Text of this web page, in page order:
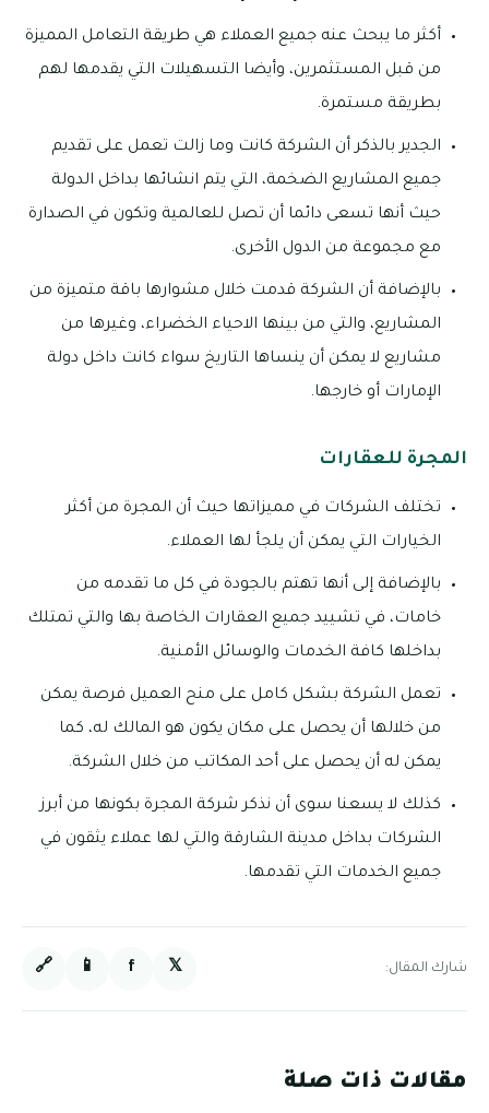
أكثر ما يبحث عنه جميع العملاء هي طريقة التعامل المميزة
من قبل المستثمرين، وأيضا التسهيلات التي يقدمها لهم
بطريقة مستمرة.
الجدير بالذكر أن الشركة كانت وما زالت تعمل على تقديم
جميع المشاريع الضخمة، التي يتم انشائها بداخل الدولة
حيث أنها تسعى دائما أن تصل للعالمية وتكون في الصدارة
مع مجموعة من الدول الأخرى.
بالإضافة أن الشركة قدمت خلال مشوارها باقة متميزة من
المشاريع، والتي من بينها الاحياء الخضراء، وغيرها من
مشاريع لا يمكن أن ينساها التاريخ سواء كانت داخل دولة
الإمارات أو خارجها.
المجرة للعقارات
تختلف الشركات في مميزاتها حيث أن المجرة من أكثر
الخيارات التي يمكن أن يلجأ لها العملاء.
بالإضافة إلى أنها تهتم بالجودة في كل ما تقدمه من
خامات، في تشييد جميع العقارات الخاصة بها والتي تمتلك
بداخلها كافة الخدمات والوسائل الأمنية.
تعمل الشركة بشكل كامل على منح العميل فرصة يمكن
من خلالها أن يحصل على مكان يكون هو المالك له، كما
يمكن له أن يحصل على أحد المكاتب من خلال الشركة.
كذلك لا يسعنا سوى أن نذكر شركة المجرة بكونها من أبرز
الشركات بداخل مدينة الشارقة والتي لها عملاء يثقون في
جميع الخدمات التي تقدمها.
شارك المقال: 𝕏
f
📱
🔗
مقالات ذات صلة